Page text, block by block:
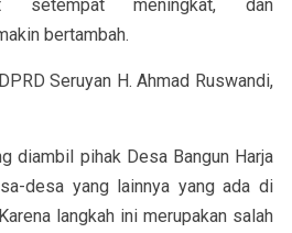
setempat meningkat, dan
bertambah.
Seruyan H. Ahmad Ruswandi,
diambil pihak Desa Bangun Harja
desa yang lainnya yang ada di
langkah ini merupakan salah